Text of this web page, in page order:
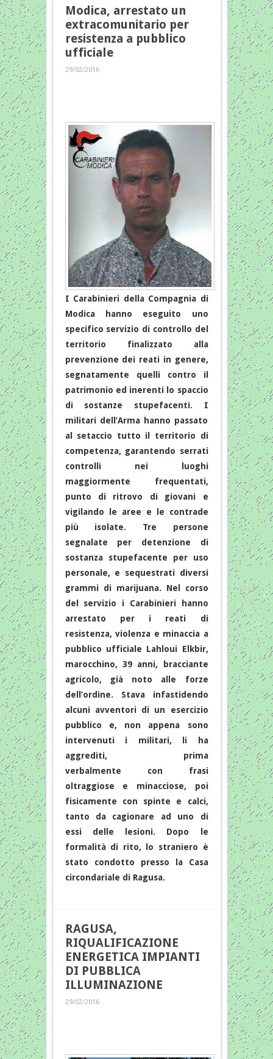
Modica, arrestato un
extracomunitario per
resistenza a pubblico
ufficiale
29/02/2016
I Carabinieri della Compagnia di
Modica hanno eseguito uno
specifico servizio di controllo del
territorio finalizzato alla
prevenzione dei reati in genere,
segnatamente quelli contro il
patrimonio ed inerenti lo spaccio
di sostanze stupefacenti. I
militari dell’Arma hanno passato
al setaccio tutto il territorio di
competenza, garantendo serrati
controlli nei luoghi
maggiormente frequentati,
punto di ritrovo di giovani e
vigilando le aree e le contrade
più isolate. Tre persone
segnalate per detenzione di
sostanza stupefacente per uso
personale, e sequestrati diversi
grammi di marijuana. Nel corso
del servizio i Carabinieri hanno
arrestato per i reati di
resistenza, violenza e minaccia a
pubblico ufficiale Lahloui Elkbir,
marocchino, 39 anni, bracciante
agricolo, già noto alle forze
dell’ordine. Stava infastidendo
alcuni avventori di un esercizio
pubblico e, non appena sono
intervenuti i militari, li ha
aggrediti, prima
verbalmente con frasi
oltraggiose e minacciose, poi
fisicamente con spinte e calci,
tanto da cagionare ad uno di
essi delle lesioni. Dopo le
formalità di rito, lo straniero è
stato condotto presso la Casa
circondariale di Ragusa.
RAGUSA,
RIQUALIFICAZIONE
ENERGETICA IMPIANTI
DI PUBBLICA
ILLUMINAZIONE
29/02/2016